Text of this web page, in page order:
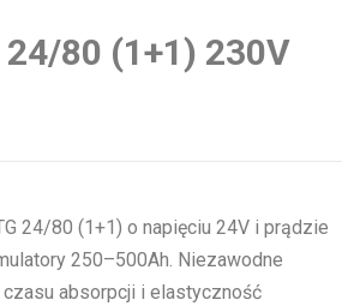
80 (1+1) 230V
24/80 (1+1) o napięciu 24V i prądzie
250–500Ah. Niezawodne
czasu absorpcji i elastyczność